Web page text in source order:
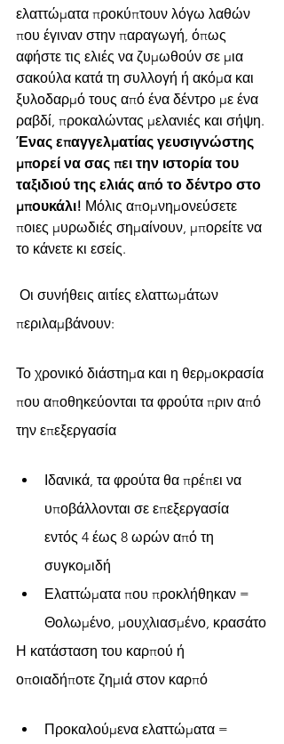
ελαττώματα προκύπτουν λόγω λαθών
που έγιναν στην παραγωγή, όπως
αφήστε τις ελιές να ζυμωθούν σε μια
σακούλα κατά τη συλλογή ή ακόμα και
ξυλοδαρμό τους από ένα δέντρο με ένα
ραβδί, προκαλώντας μελανιές και σήψη.
Ένας επαγγελματίας γευσιγνώστης
μπορεί να σας πει την ιστορία του
ταξιδιού της ελιάς από το δέντρο στο
μπουκάλι! Μόλις απομνημονεύσετε
ποιες μυρωδιές σημαίνουν, μπορείτε να
το κάνετε κι εσείς.
περιλαμβάνουν:
Το χρονικό διάστημα και η θερμοκρασία
που αποθηκεύονται τα φρούτα πριν από
την επεξεργασία
Ιδανικά, τα φρούτα θα πρέπει να
υποβάλλονται σε επεξεργασία
εντός 4 έως 8 ωρών από τη
συγκομιδή
Ελαττώματα που προκλήθηκαν =
Θολωμένο, μουχλιασμένο, κρασάτο
Η κατάσταση του καρπού ή
οποιαδήποτε ζημιά στον καρπό
Προκαλούμενα ελαττώματα =